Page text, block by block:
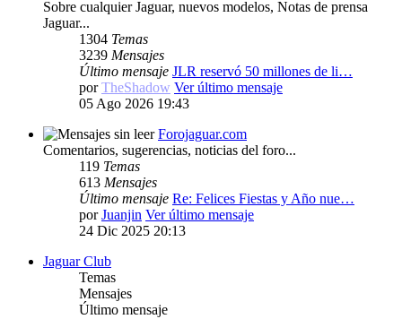
Sobre cualquier Jaguar, nuevos modelos, Notas de prensa
Jaguar...
1304 Temas
3239 Mensajes
Último mensaje JLR reservó 50 millones de li…
porTheShadow Ver último mensaje
05 Ago 2026 19:43
Forojaguar.com
Comentarios, sugerencias, noticias del foro...
119 Temas
613 Mensajes
Último mensaje Re: Felices Fiestas y Año nue…
porJuanjin Ver último mensaje
24 Dic 2025 20:13
Jaguar Club
Temas
Mensajes
Último mensaje